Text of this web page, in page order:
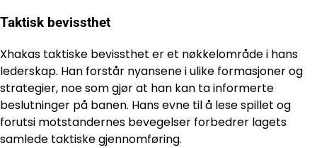
Taktisk bevissthet
Xhakas taktiske bevissthet er et nøkkelområde i hans
lederskap. Han forstår nyansene i ulike formasjoner og
strategier, noe som gjør at han kan ta informerte
beslutninger på banen. Hans evne til å lese spillet og
forutsi motstandernes bevegelser forbedrer lagets
samlede taktiske gjennomføring.